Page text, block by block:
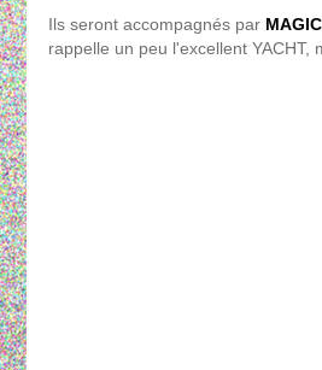
Ils seront accompagnés par
rappelle un peu l'excellent YACHT,